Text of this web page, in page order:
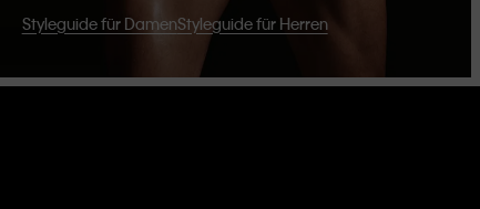
Styleguide für DamenStyleguide für Herren